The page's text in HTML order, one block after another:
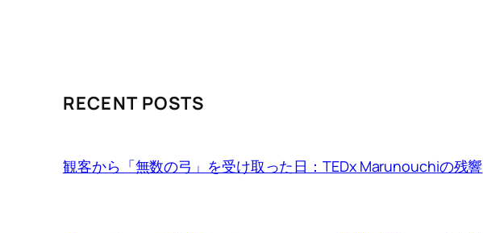
RECENT POSTS
観客から「無数の弓」を受け取った日：TEDx Marunouchiの残響